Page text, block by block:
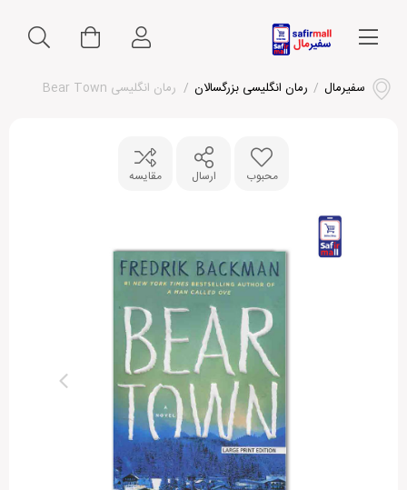
سفیرمال / رمان انگلیسی بزرگسالان / رمان انگلیسی Bear Town
محبوب ارسال مقایسه